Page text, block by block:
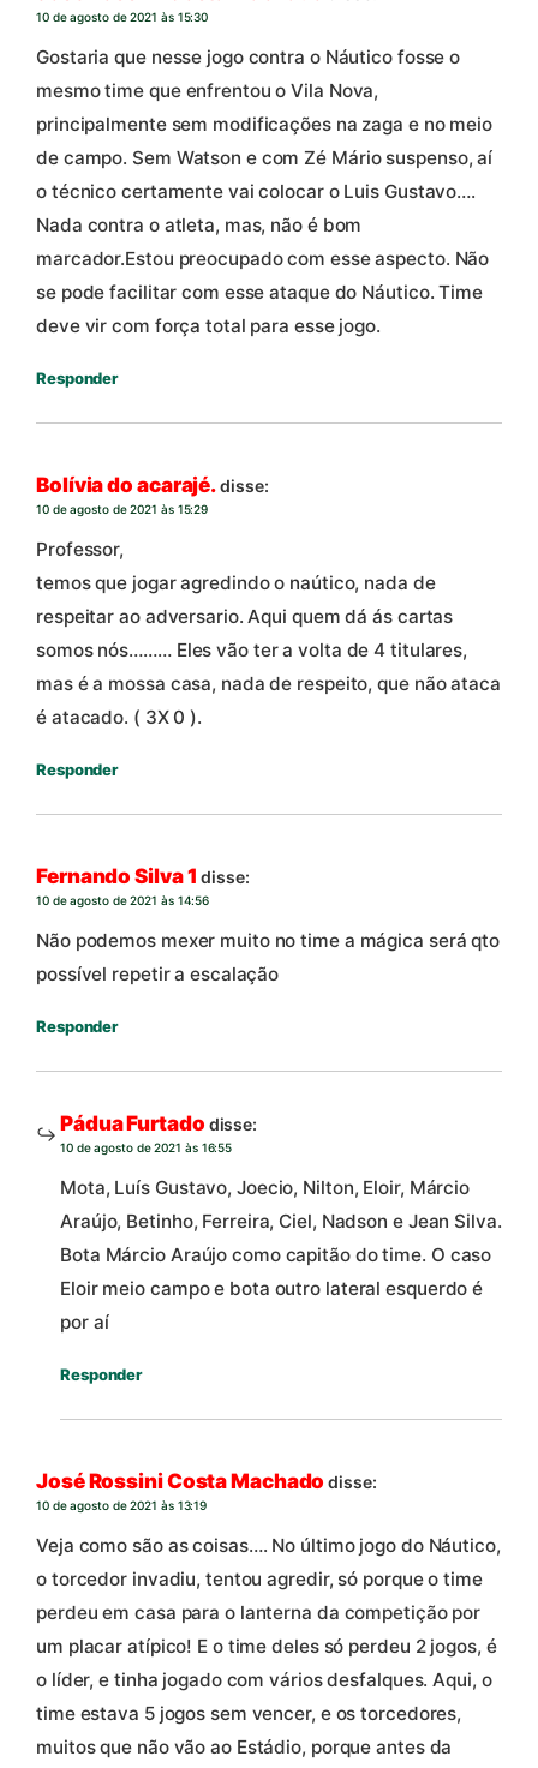
10 de agosto de 2021 às 15:30
Gostaria que nesse jogo contra o Náutico fosse o
mesmo time que enfrentou o Vila Nova,
principalmente sem modificações na zaga e no meio
de campo. Sem Watson e com Zé Mário suspenso, aí
o técnico certamente vai colocar o Luis Gustavo….
Nada contra o atleta, mas, não é bom
marcador.Estou preocupado com esse aspecto. Não
se pode facilitar com esse ataque do Náutico. Time
deve vir com força total para esse jogo.
Responder
Bolívia do acarajé.disse:
10 de agosto de 2021 às 15:29
Professor,
temos que jogar agredindo o naútico, nada de
respeitar ao adversario. Aqui quem dá ás cartas
somos nós……… Eles vão ter a volta de 4 titulares,
mas é a mossa casa, nada de respeito, que não ataca
é atacado. ( 3X 0 ).
Responder
Fernando Silva 1 disse:
10 de agosto de 2021 às 14:56
Não podemos mexer muito no time a mágica será qto
possível repetir a escalação
Responder
Pádua Furtado disse:
10 de agosto de 2021 às 16:55
Mota, Luís Gustavo, Joecio, Nilton, Eloir, Márcio
Araújo, Betinho, Ferreira, Ciel, Nadson e Jean Silva.
Bota Márcio Araújo como capitão do time. O caso
Eloir meio campo e bota outro lateral esquerdo é
por aí
Responder
José Rossini Costa Machado disse:
10 de agosto de 2021 às 13:19
Veja como são as coisas…. No último jogo do Náutico,
o torcedor invadiu, tentou agredir, só porque o time
perdeu em casa para o lanterna da competição por
um placar atípico! E o time deles só perdeu 2 jogos, é
o líder, e tinha jogado com vários desfalques. Aqui, o
time estava 5 jogos sem vencer, e os torcedores,
muitos que não vão ao Estádio, porque antes da